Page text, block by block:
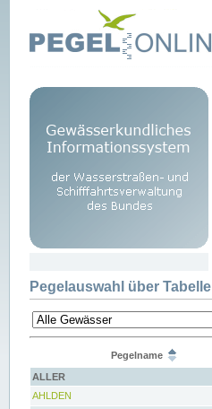
Pegelauswahl über Tabelle
Pegelname
ALLER
AHLDEN